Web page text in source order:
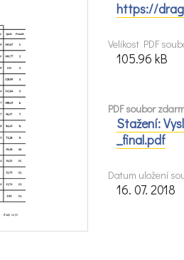
https://
Velikost PDF
105.96 kB
PDF soubor
Stažení:
_final.pdf
Datum uložení
16. 07. 2018